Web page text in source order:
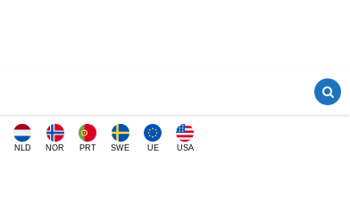
NLD NOR PRT SWE UE USA